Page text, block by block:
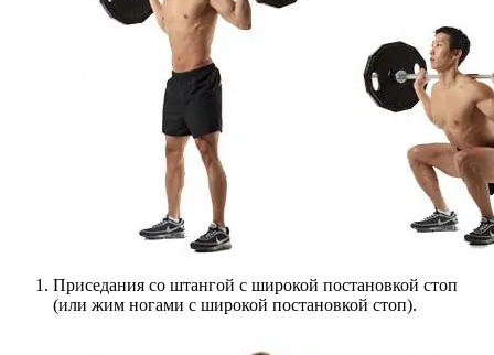
Приседания со штангой с широкой постановкой стоп
(или жим ногами с широкой постановкой стоп).